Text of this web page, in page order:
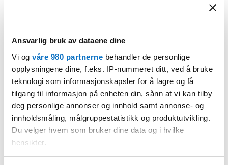
Ansvarlig bruk av dataene dine
Vi og våre 980 partnerne behandler de personlige
opplysningene dine, f.eks. IP-nummeret ditt, ved å bruke
teknologi som informasjonskapsler for å lagre og få
tilgang til informasjon på enheten din, sånn at vi kan tilby
deg personlige annonser og innhold samt annonse- og
innholdsmåling, målgruppestatistikk og produktutvikling.
Du velger hvem som bruker dine data og i hvilke
hensikter.
sjøkanten og inneholder to leiligheter som
Gjestgiveriet ble totalrenovert i 2019.
Hver leilighet har tre soverom, to bad samt
stue og et velutstyrt kjøkken. Leilighetene
kan slås sammen hvis større grupper.
I tillegg har leilighetene tilgang på et
vakkert uteområde med utemøbler og
plassbygd utekjøkken.